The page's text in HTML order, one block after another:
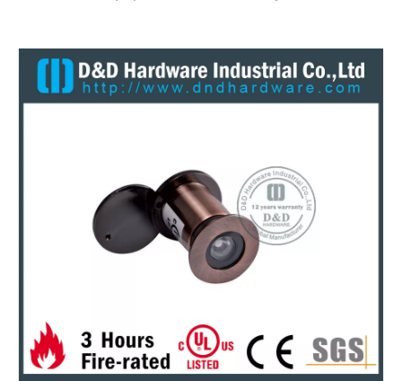
UL Fire Rated Home Hotel 180 degrés Orb Front Front Porte Puphole Eye Viewer-DDDV010